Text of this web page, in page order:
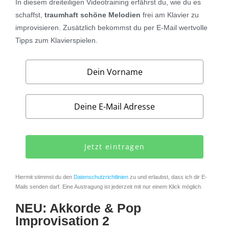
In diesem dreiteiligen Videotraining erfährst du, wie du es
schaffst, traumhaft schöne Melodien frei am Klavier zu
improvisieren. Zusätzlich bekommst du per E-Mail wertvolle
Tipps zum Klavierspielen.
Jetzt eintragen
Hiermit stimmst du den Datenschutzrichtlinien zu und erlaubst, dass ich dir E-
Mails senden darf. Eine Austragung ist jederzeit mit nur einem Klick möglich.
NEU: Akkorde & Pop
Improvisation 2